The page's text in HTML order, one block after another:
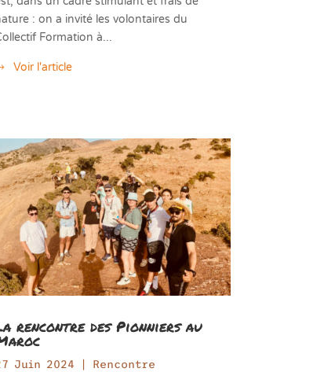
: on a invité les volontaires du
Formation à...
Voir l'article
rencontre des Pionniers au
Juin 2024
Rencontre